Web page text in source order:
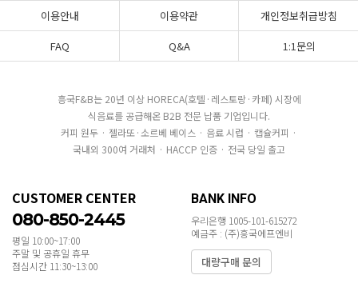
이용안내 이용약관
개인정보취급방침
FAQ
Q&A 1:1문의
흥국F&B는 20년 이상 HORECA(호텔·레스토랑·카페) 시장에
식음료를 공급해온 B2B 전문 납품 기업입니다.
커피 원두 · 젤라또·소르베 베이스 · 음료 시럽 · 캡슐커피 ·
국내외 300여 거래처 · HACCP 인증 · 전국 당일 출고
CUSTOMER CENTER
080-850-2445
평일 10:00~17:00
주말 및 공휴일 휴무
점심시간 11:30~13:00
BANK INFO
우리은행 1005-101-615272
예금주 : (주)흥국에프엔비
대량구매 문의